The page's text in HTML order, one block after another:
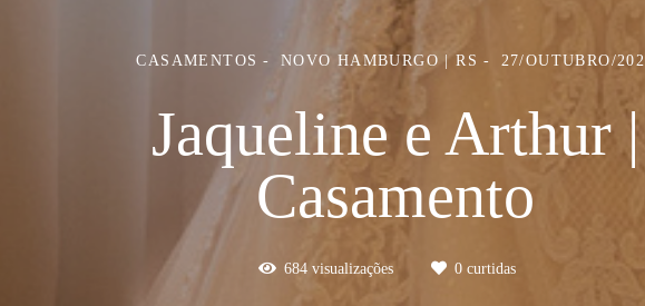
CASAMENTOS NOVO HAMBURGO | RS 27/OUTUBRO/
Jaqueline e Arthur |
Casamento
684 visualizações 0 curtidas